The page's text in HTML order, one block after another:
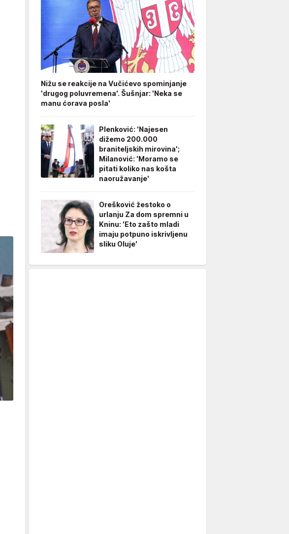
Nižu se reakcije na Vučićevo spominjanje
'drugog poluvremena'. Šušnjar: 'Neka se
manu ćorava posla'
Plenković: 'Najesen
dižemo 200.000
braniteljskih mirovina';
Milanović: 'Moramo se
pitati koliko nas košta
naoružavanje'
Orešković žestoko o
urlanju Za dom spremni u
Kninu: 'Eto zašto mladi
imaju potpuno iskrivljenu
sliku Oluje'